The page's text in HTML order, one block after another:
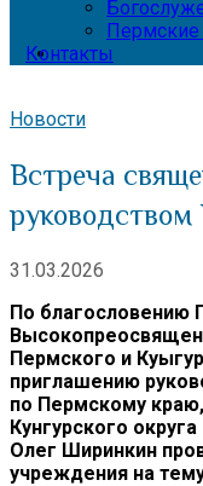
Пермские
Контакты
Новости
Встреча
31.03.2026
По благословению
Пермского и
приглашению
по Пермскому
Кунгурского
Олег Ширинкин
учреждения на